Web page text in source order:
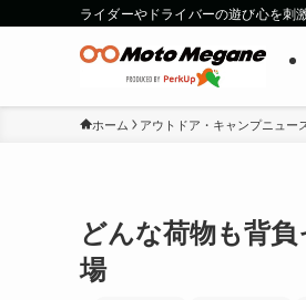
ライダーやドライバーの遊び心を刺
ホーム アウトドア・キャンプニュー
どんな荷物も背
場